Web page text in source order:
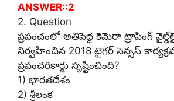
ANSWER::2
2. Question
ప్రపంచంలో అతిపెద్ద కెమెరా ట్రాపింగ్
నిర్వహించిన 2018 టైగర్ సెన్సస్
ప్రపంచరికార్డు సృష్టించింది?
1) భారతదేశం
2) శ్రీలంక